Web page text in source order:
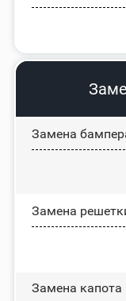
Замена
Замена
Замена капота